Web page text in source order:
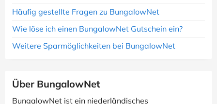
Häufig gestellte Fragen zu BungalowNet
Wie löse ich einen BungalowNet Gutschein ein?
Weitere Sparmöglichkeiten bei BungalowNet
Über BungalowNet
BungalowNet ist ein niederländisches